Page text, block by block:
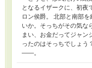
となるイザークに、初夜
ロン侯爵。 北部と南部
いか。そっちがその気な
まい、お金だってジャン
ったのはそっちでしょ
――。